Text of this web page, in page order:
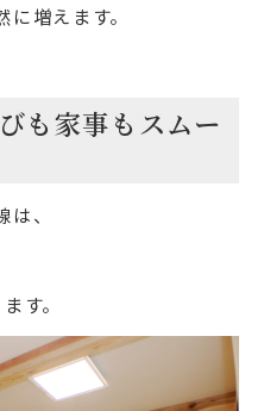
増えます。
も家事もスムー
、
す。